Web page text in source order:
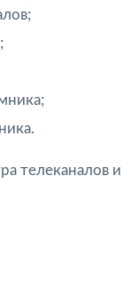
телеканалов и